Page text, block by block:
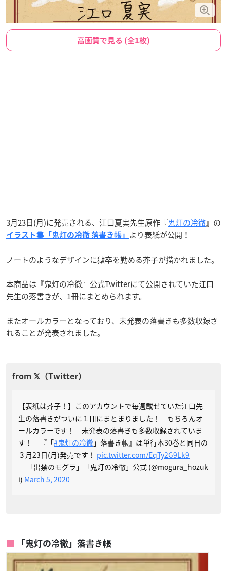
高画質で見る (全1枚)
3月23日(月)に発売される、江口夏実先生原作『鬼灯の冷徹』の
イラスト集「鬼灯の冷徹 落書き帳」 より表紙が公開！
ノートのようなデザインに獄卒を勤める芥子が描かれました。
本商品は『鬼灯の冷徹』公式Twitterにて公開されていた江口
先生の落書きが、1冊にまとめられます。
またオールカラーとなっており、未発表の落書きも多数収録さ
れることが発表されました。
【表紙は芥子！】このアカウントで毎週載せていた江口先
生の落書きがついに１冊にまとまりました！ もちろんオ
ールカラーです！ 未発表の落書きも多数収録されていま
す！ 『「#鬼灯の冷徹」落書き帳』は単行本30巻と同日の
３月23日(月)発売です！ pic.twitter.com/EqTy2G9Lk9
— 「出禁のモグラ」「鬼灯の冷徹」公式 (@mogura_hozuk
i) March 5, 2020
「鬼灯の冷徹」落書き帳